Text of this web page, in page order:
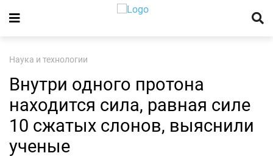
Наука и технологии
Внутри одного протона
находится сила, равная силе
10 сжатых слонов, выяснили
ученые